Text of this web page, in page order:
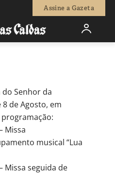
Assine a Gazeta
0
do Senhor da
de Agosto, em
Missa
musical “Lua
Missa seguida de